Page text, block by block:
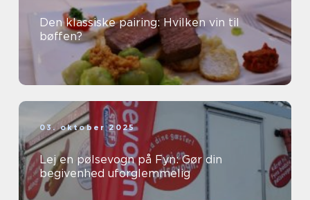
Den klassiske pairing: Hvilken vin til
bøffen?
03. oktober 2025
Lej en pølsevogn på Fyn: Gør din
begivenhed uforglemmelig